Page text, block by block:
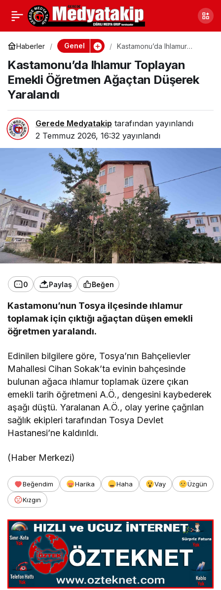
Haberler Genel
Kastamonu’da Ihlamur
Ağaçtan Düşerek Yaralandı
Kastamonu’da Ihlamur Toplayan
Emekli Öğretmen Ağaçtan Düşerek
Yaralandı
Gerede Medyatakip tarafından yayınlandı
2 Temmuz 2026, 16:32 yayınlandı
0 Paylaş Beğen
Kastamonu’nun Tosya ilçesinde ıhlamur
toplamak için çıktığı ağaçtan düşen emekli
öğretmen yaralandı.
Edinilen bilgilere göre, Tosya’nın Bahçelievler
Mahallesi Cihan Sokak’ta evinin bahçesinde
bulunan ağaca ıhlamur toplamak üzere çıkan
emekli tarih öğretmeni A.Ö., dengesini kaybederek
aşağı düştü. Yaralanan A.Ö., olay yerine çağrılan
sağlık ekipleri tarafından Tosya Devlet
Hastanesi’ne kaldırıldı.
(Haber Merkezi)
Beğendim Harika Haha Vay
Üzgün
Kızgın
Sakarya Adapazarı’nda
Bonzai Üretip Satan İki
Kişi Gözaltına Alındı
Paylaş